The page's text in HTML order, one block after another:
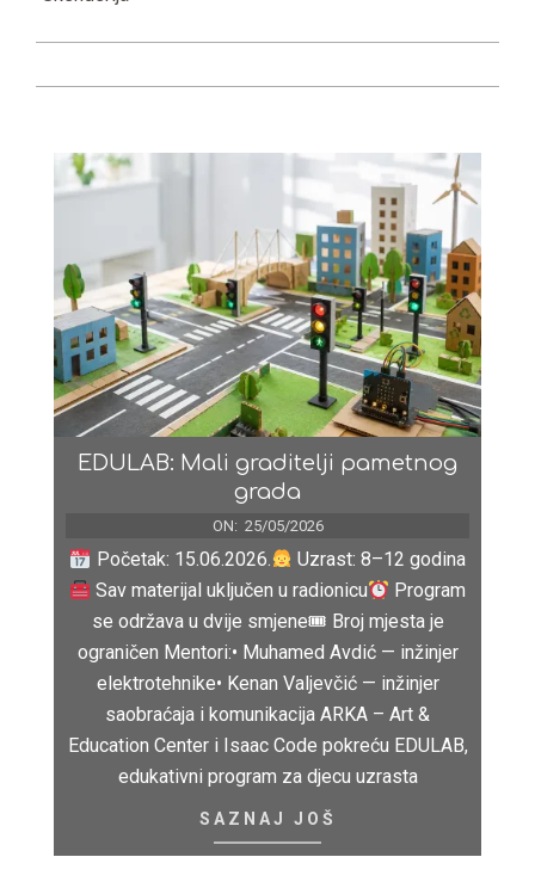
EDULAB: Mali graditelji pametnog
grada
ON: 25/05/2026
Početak: 15.06.2026.
Uzrast: 8–12 godina
Sav materijal uključen u radionicu
Program
se održava u dvije smjene🎟 Broj mjesta je
ograničen Mentori:• Muhamed Avdić — inžinjer
elektrotehnike• Kenan Valjevčić — inžinjer
saobraćaja i komunikacija ARKA – Art &
Education Center i Isaac Code pokreću EDULAB,
edukativni program za djecu uzrasta
SAZNAJ JOŠ